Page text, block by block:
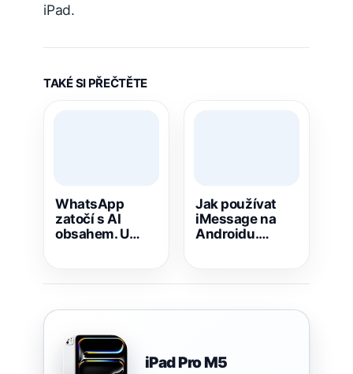
iPad.
TAKÉ SI PŘEČTĚTE
WhatsApp
zatočí s AI
obsahem. U
Jak používat
iMessage na
Androidu.
iPad Pro M5